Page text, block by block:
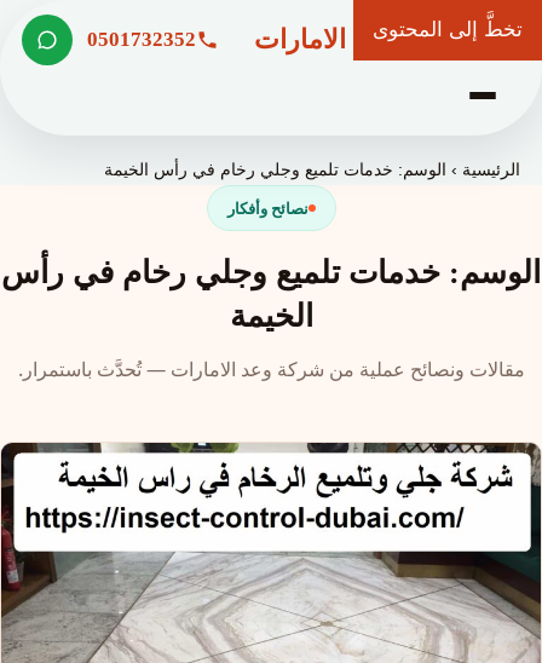
تخطَّ إلى المحتوى
شركة وعد الامارات 0501732352
الرئيسية ›الوسم: خدمات تلميع وجلي رخام في رأس الخيمة
نصائح وأفكار
الوسم: خدمات تلميع وجلي رخام في رأس
الخيمة
مقالات ونصائح عملية من شركة وعد الامارات — تُحدَّث باستمرار.